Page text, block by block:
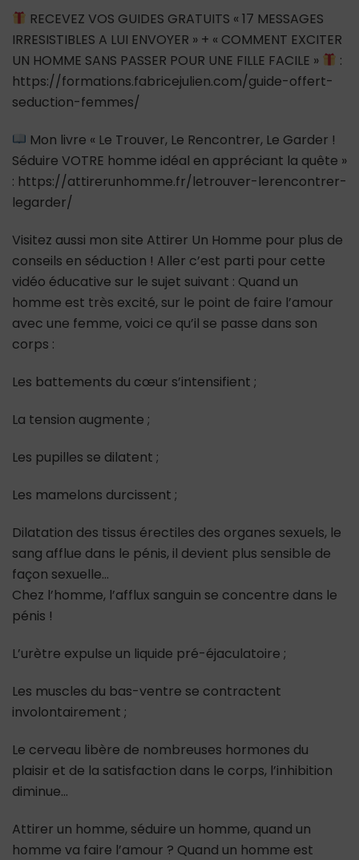
RECEVEZ VOS GUIDES GRATUITS « 17 MESSAGES
IRRESISTIBLES A LUI ENVOYER » + « COMMENT EXCITER
UN HOMME SANS PASSER POUR UNE FILLE FACILE »
:
https://formations.fabricejulien.com/guide-offert-
seduction-femmes/
Mon livre « Le Trouver, Le Rencontrer, Le Garder !
Séduire VOTRE homme idéal en appréciant la quête »
: https://attirerunhomme.fr/letrouver-lerencontrer-
legarder/
Visitez aussi mon site Attirer Un Homme pour plus de
conseils en séduction ! Aller c’est parti pour cette
vidéo éducative sur le sujet suivant : Quand un
homme est très excité, sur le point de faire l’amour
avec une femme, voici ce qu’il se passe dans son
corps :
Les battements du cœur s’intensifient ;
La tension augmente ;
Les pupilles se dilatent ;
Les mamelons durcissent ;
Dilatation des tissus érectiles des organes sexuels, le
sang afflue dans le pénis, il devient plus sensible de
façon sexuelle…
Chez l’homme, l’afflux sanguin se concentre dans le
pénis !
L’urètre expulse un liquide pré-éjaculatoire ;
Les muscles du bas-ventre se contractent
involontairement ;
Le cerveau libère de nombreuses hormones du
plaisir et de la satisfaction dans le corps, l’inhibition
diminue…
Attirer un homme, séduire un homme, quand un
homme va faire l’amour ? Quand un homme est